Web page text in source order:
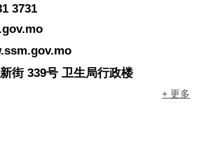
3731
街 339号 卫生局行政楼
+ 更多